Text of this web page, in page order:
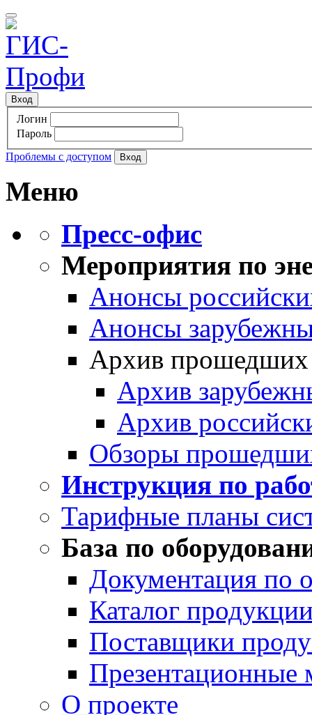
Вход
Логин
Пароль
Проблемы с доступом
Меню
Пресс-офис
Мероприятия по
Анонсы
Анонсы
Архив прошедших
Архив
Архив
Обзоры
Инструкция по
Тарифные планы
База по
Документация по
Каталог
Поставщики
Презентационные
О проекте